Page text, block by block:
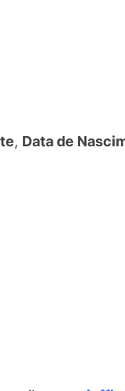
, Data de